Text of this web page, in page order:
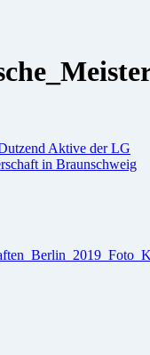
Aktive der LG
in Braunschweig